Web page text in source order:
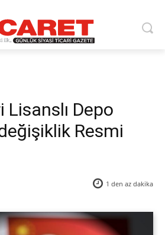
Lisanslı Depo
Resmi
1 den az dakika